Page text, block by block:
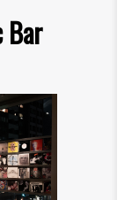
Bar